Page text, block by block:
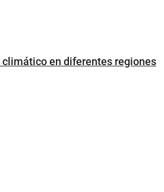
en diferentes regiones